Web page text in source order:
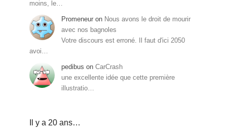
moins, le…
Promeneur on Nous avons le droit de mourir
avec nos bagnoles
Votre discours est erroné. Il faut d'ici 2050
avoi…
pedibus on CarCrash
une excellente idée que cette première
illustratio…
Il y a 20 ans…